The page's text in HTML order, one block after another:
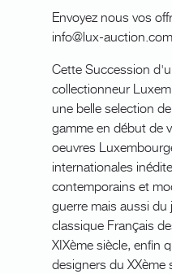
Envoyez nous vos
info@lux-auction.com
Cette Succession
collectionneur
une belle selection
gamme en début de
oeuvres
internationales
contemporains et
guerre mais aussi du
classique Français
XIXème siècle, enfin
designers du XXème